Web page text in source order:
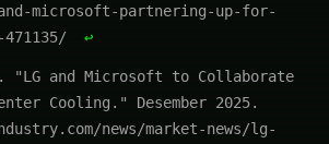
microsoft-partnering-up-for-
↩
"LG and Microsoft to Collaborate
Cooling." Desember 2025.
news/market-news/lg-